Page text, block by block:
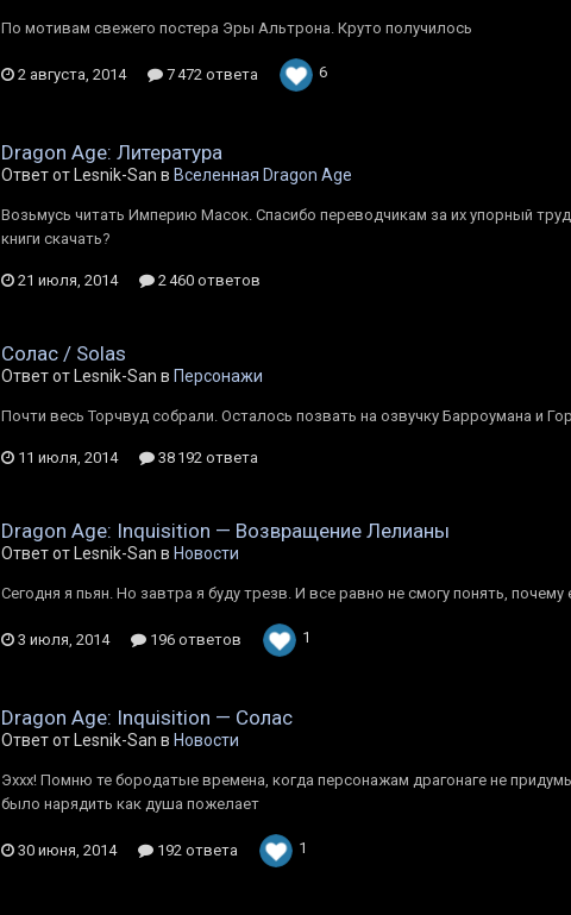
По мотивам свежего постера Эры Альтрона. Круто получилось
2 августа, 2014 7 472 ответа 6
Dragon Age: Литература
Ответ от Lesnik-San в Вселенная Dragon Age
Возьмусь читать Империю Масок. Спасибо переводчикам за их упорный
книги скачать?
21 июля, 2014 2 460 ответов
Солас / Solas
Ответ от Lesnik-San в Персонажи
Почти весь Торчвуд собрали. Осталось позвать на озвучку Барроумана и
11 июля, 2014 38 192 ответа
Dragon Age: Inquisition — Возвращение Лелианы
Ответ от Lesnik-San в Новости
Сегодня я пьян. Но завтра я буду трезв. И все равно не смогу понять, почему
3 июля, 2014 196 ответов 1
Dragon Age: Inquisition — Солас
Ответ от Lesnik-San в Новости
Эххх! Помню те бородатые времена, когда персонажам драгонаге не
было нарядить как душа пожелает
30 июня, 2014 192 ответа 1